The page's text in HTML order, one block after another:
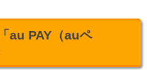
au PAY（auペ